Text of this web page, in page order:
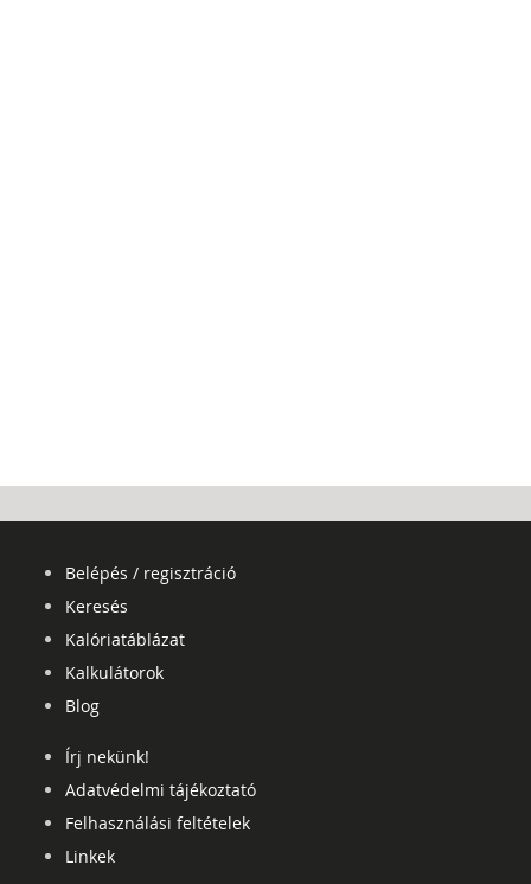
Belépés / regisztráció
Keresés
Kalóriatáblázat
Kalkulátorok
Blog
Írj nekünk!
Adatvédelmi tájékoztató
Felhasználási feltételek
Linkek